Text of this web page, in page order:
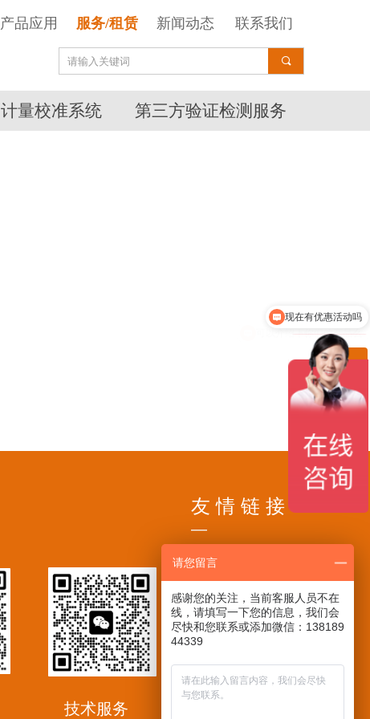
计量校准系统 第三方验证检测服务
끠
产品应用 服务/租赁 新闻动态 联系我们
技术服务
友 情 链 接
—
ꁸ
18717956695
ꁗ
可以介绍下你们的产品么
请您留言
感谢您的关注，当前客服人员不在
线，请填写一下您的信息，我们会
尽快和您联系或添加微信：138189
44339